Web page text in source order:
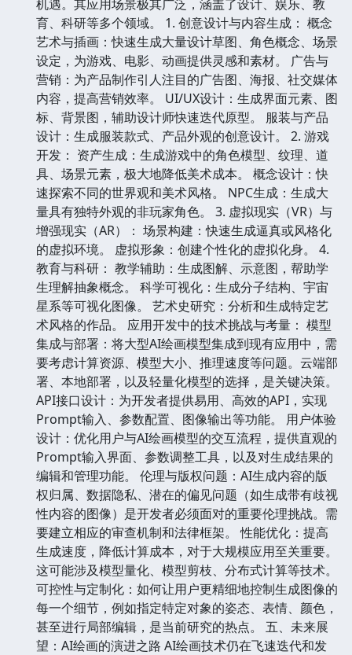
机遇。其应用场景极其广泛，涵盖了设计、娱乐、教
育、科研等多个领域。 1. 创意设计与内容生成： 概念
艺术与插画：快速生成大量设计草图、角色概念、场景
设定，为游戏、电影、动画提供灵感和素材。 广告与
营销：为产品制作引人注目的广告图、海报、社交媒体
内容，提高营销效率。 UI/UX设计：生成界面元素、图
标、背景图，辅助设计师快速迭代原型。 服装与产品
设计：生成服装款式、产品外观的创意设计。 2. 游戏
开发： 资产生成：生成游戏中的角色模型、纹理、道
具、场景元素，极大地降低美术成本。 概念设计：快
速探索不同的世界观和美术风格。 NPC生成：生成大
量具有独特外观的非玩家角色。 3. 虚拟现实（VR）与
增强现实（AR）： 场景构建：快速生成逼真或风格化
的虚拟环境。 虚拟形象：创建个性化的虚拟化身。 4.
教育与科研： 教学辅助：生成图解、示意图，帮助学
生理解抽象概念。 科学可视化：生成分子结构、宇宙
星系等可视化图像。 艺术史研究：分析和生成特定艺
术风格的作品。 应用开发中的技术挑战与考量： 模型
集成与部署：将大型AI绘画模型集成到现有应用中，需
要考虑计算资源、模型大小、推理速度等问题。云端部
署、本地部署，以及轻量化模型的选择，是关键决策。
API接口设计：为开发者提供易用、高效的API，实现
Prompt输入、参数配置、图像输出等功能。 用户体验
设计：优化用户与AI绘画模型的交互流程，提供直观的
Prompt输入界面、参数调整工具，以及对生成结果的
编辑和管理功能。 伦理与版权问题：AI生成内容的版
权归属、数据隐私、潜在的偏见问题（如生成带有歧视
性内容的图像）是开发者必须面对的重要伦理挑战。需
要建立相应的审查机制和法律框架。 性能优化：提高
生成速度，降低计算成本，对于大规模应用至关重要。
这可能涉及模型量化、模型剪枝、分布式计算等技术。
可控性与定制化：如何让用户更精细地控制生成图像的
每一个细节，例如指定特定对象的姿态、表情、颜色，
甚至进行局部编辑，是当前研究的热点。 五、未来展
望：AI绘画的演进之路 AI绘画技术仍在飞速迭代和发